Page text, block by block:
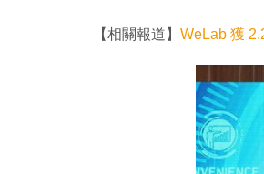
【相關報道】 WeLab 獲